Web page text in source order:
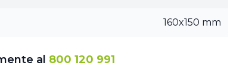
160x150 mm
al 800 120 991